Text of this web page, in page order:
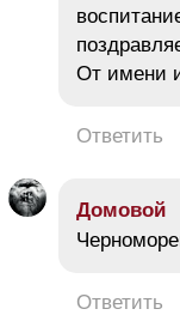
От имени
Ответить
Домовой
Ответить